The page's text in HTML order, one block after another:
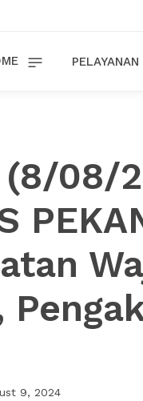
(8/08/
9, 2024